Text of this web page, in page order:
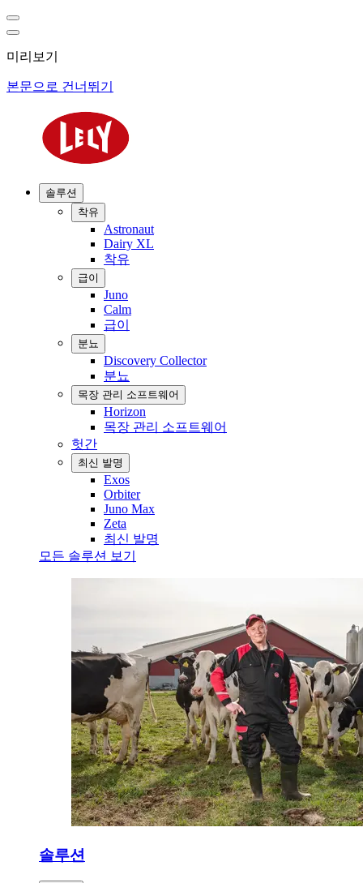
미리보기
본문으로 건너뛰기
솔루션
착유
Astronaut
Dairy XL
착유
급이
Juno
Calm
급이
분뇨
Discovery Collector
분뇨
목장 관리 소프트웨어
Horizon
목장 관리 소프트웨어
헛간
최신 발명
Exos
Orbiter
Juno Max
Zeta
최신 발명
모든 솔루션 보기
솔루션